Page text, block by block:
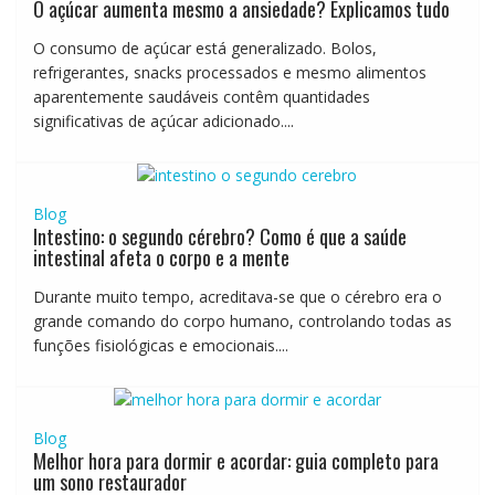
O açúcar aumenta mesmo a ansiedade? Explicamos tudo
O consumo de açúcar está generalizado. Bolos,
refrigerantes, snacks processados e mesmo alimentos
aparentemente saudáveis contêm quantidades
significativas de açúcar adicionado....
Blog
Intestino: o segundo cérebro? Como é que a saúde
intestinal afeta o corpo e a mente
Durante muito tempo, acreditava-se que o cérebro era o
grande comando do corpo humano, controlando todas as
funções fisiológicas e emocionais....
Blog
Melhor hora para dormir e acordar: guia completo para
um sono restaurador